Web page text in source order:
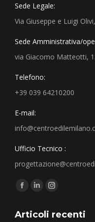
Sede Legale:
Via Giuseppe e Luigi
Sede Amministrativa/
via Giacomo Matteotti,
Telefono:
+39 039 64210200
E-mail:
Ufficio Tecnico :
Find us on:
Articoli recenti